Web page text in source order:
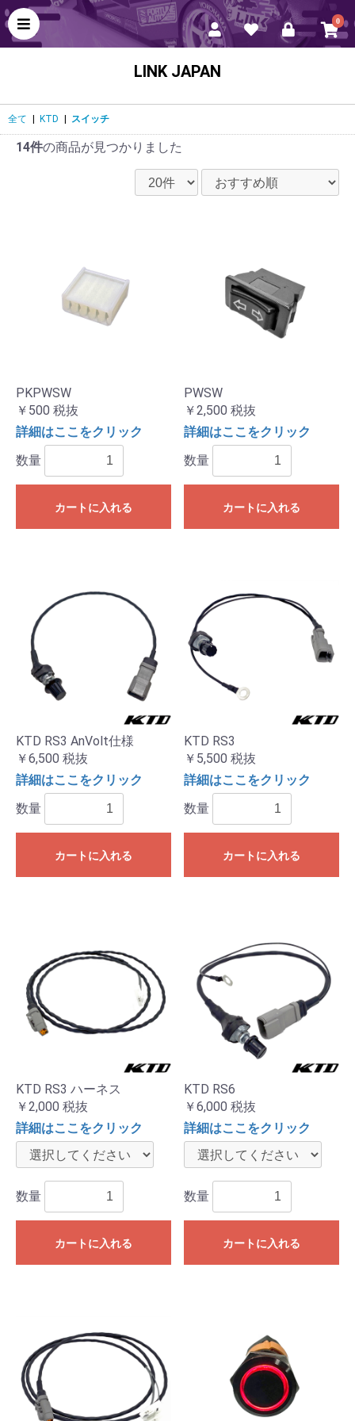
0
LINK JAPAN
全て KTD スイッチ
14件の商品が見つかりました
PKPWSW
￥500 税抜
詳細はここをクリック
数量
カートに入れる
PWSW
￥2,500 税抜
詳細はここをクリック
数量
カートに入れる
KTD RS3 AnVolt仕様
￥6,500 税抜
詳細はここをクリック
数量
カートに入れる
KTD RS3
￥5,500 税抜
詳細はここをクリック
数量
カートに入れる
KTD RS3 ハーネス
￥2,000 税抜
詳細はここをクリック
数量
カートに入れる
KTD RS6
￥6,000 税抜
詳細はここをクリック
数量
カートに入れる